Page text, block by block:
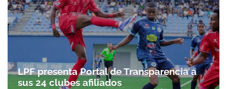
LPF presenta Portal de Transparencia a
sus 24 clubes afiliados